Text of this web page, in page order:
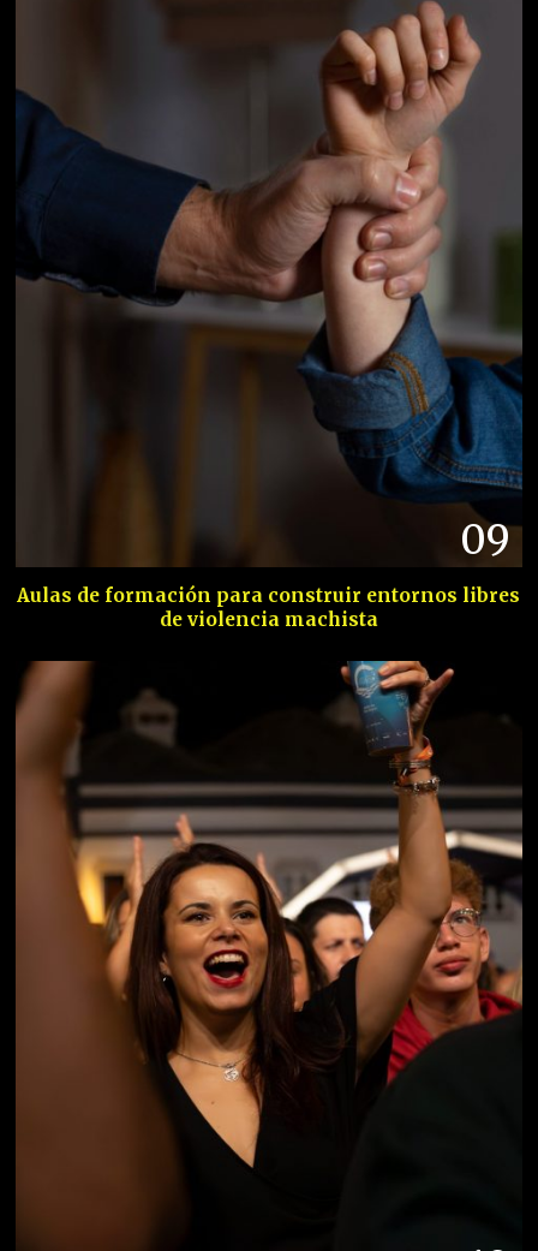
09
Aulas de formación para construir entornos libres
de violencia machista